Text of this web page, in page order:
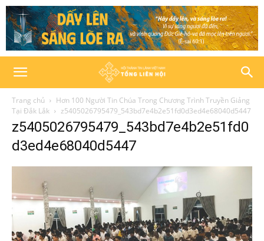
Trang chủ
Hơn 100 Người Tin Chúa Trong Chương Trình Truyền Giảng
Tại Đắk Lắk
z5405026795479_543bd7e4b2e51fd0d3ed4e68040d5447
z5405026795479_543bd7e4b2e51fd0
d3ed4e68040d5447